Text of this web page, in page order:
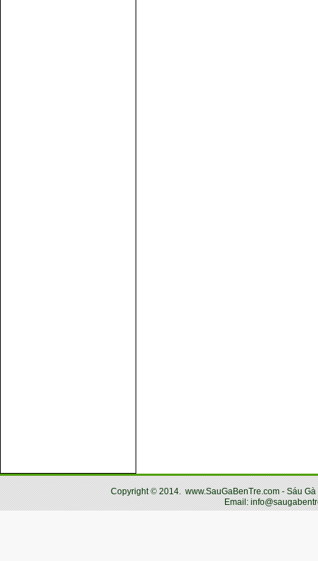
Copyright© 2014. www.SauGaBenTre.com - Sáu
Email: